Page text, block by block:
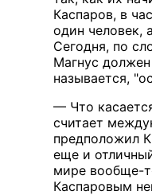
Каспаров, в
один человек,
Сегодня, по
Магнус
называется,
— Что
считает
предположил
еще и
мире вообще-
Каспаровым